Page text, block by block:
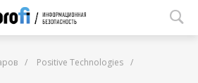
/ Positive Technologies /